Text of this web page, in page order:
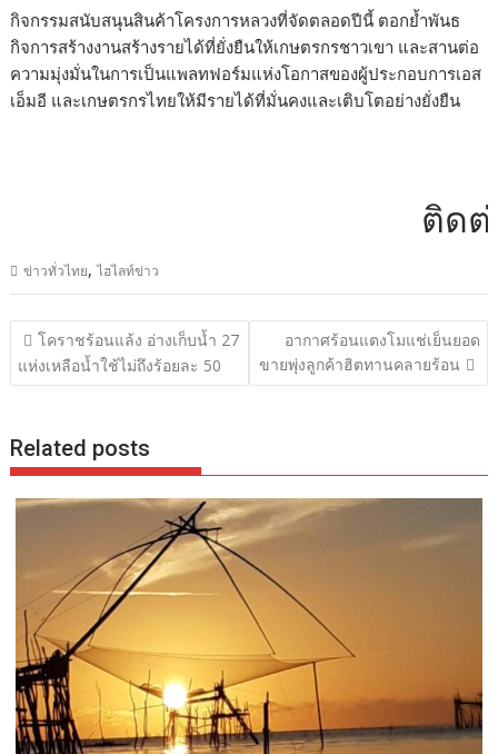
กิจกรรมสนับสนุนสินค้าโครงการหลวงที่จัดตลอดปีนี้ ตอกย้ำพันธ
กิจการสร้างงานสร้างรายได้ที่ยั่งยืนให้เกษตรกรชาวเขา และสานต่อ
ความมุ่งมั่นในการเป็นแพลทฟอร์มแห่งโอกาสของผู้ประกอบการเอส
เอ็มอี และเกษตรกรไทยให้มีรายได้ที่มั่นคงและเติบโตอย่างยั่งยืน
ติดต่อโ
ข่าวทั่วไทย,ไฮไลท์ข่าว
แนะแนว
เรื่อง
โคราชร้อนแล้ง อ่างเก็บน้ำ 27
แห่งเหลือน้ำใช้ไม่ถึงร้อยละ 50
อากาศร้อนแตงโมแช่เย็นยอด
ขายพุ่งลูกค้าฮิตทานคลายร้อน
Related posts